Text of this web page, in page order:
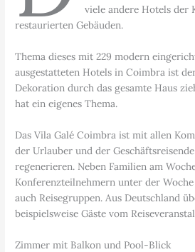
viele andere Hotels der
restaurierten Gebäuden.
Thema dieses mit 229 modern
ausgestatteten Hotels in Coimbra ist
Dekoration durch das gesamte Haus
hat ein eigenes Thema.
Das Vila Galé Coimbra ist mit allen
der Urlauber und der
regenerieren. Neben Familien am
Konferenzteilnehmern unter der
auch Reisegruppen. Aus Deutschland
beispielsweise Gäste vom
Zimmer mit Balkon und Pool-Blick